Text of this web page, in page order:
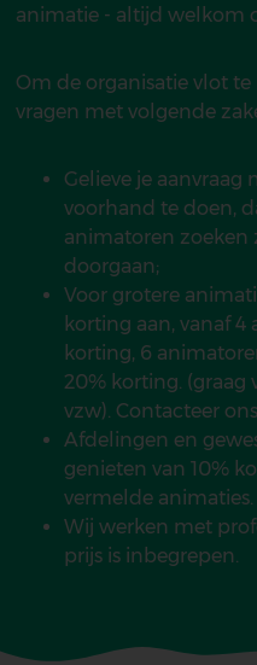
animatie - altijd welkom
Om de organisatie vlot
vragen met volgende
Gelieve je
voorhand te doen,
animatoren zoeken
doorgaan;
Voor grotere
korting aan, vanaf 4
korting, 6
20% korting. (graag
vzw). Contacteer
Afdelingen en
genieten van 10%
vermelde animaties.
Wij werken met
prijs is inbegrepen.